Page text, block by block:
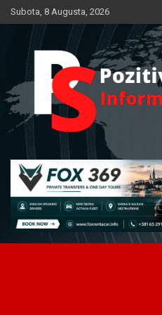
Skip
to
Subota, 8 Augusta, 2026
Pozitivna